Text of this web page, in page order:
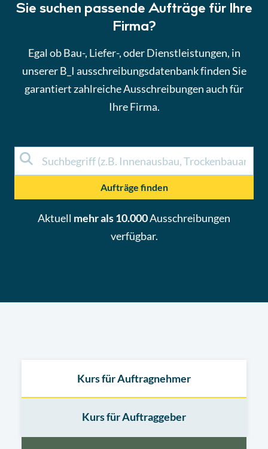
Sie suchen passende Aufträge für Ihre
Firma?
Egal ob Bau-, Liefer-, oder Dienstleistungen, in
unserer B_I ausschreibungsdatenbank finden Sie
garantiert zahlreiche Ausschreibungen auch für
Ihre Firma.
Aufträge finden
Aktuell mehr als 10.000Ausschreibungen
verfügbar.
Kurs für Auftragnehmer
Kurs für Auftraggeber